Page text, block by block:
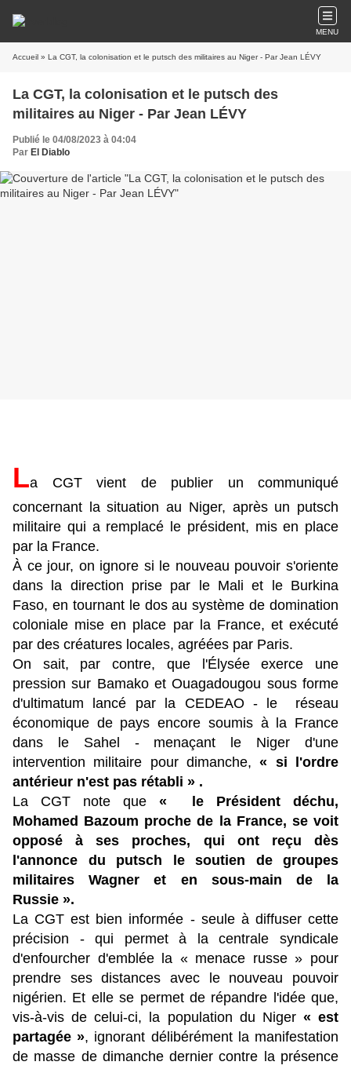
MENU
Accueil » La CGT, la colonisation et le putsch des militaires au Niger - Par Jean LÉVY
La CGT, la colonisation et le putsch des
militaires au Niger - Par Jean LÉVY
Publié le 04/08/2023 à 04:04
Par El Diablo
La CGT vient de publier un communiqué
concernant la situation au Niger, après un putsch
militaire qui a remplacé le président, mis en place
par la France.
À ce jour, on ignore si le nouveau pouvoir s'oriente
dans la direction prise par le Mali et le Burkina
Faso, en tournant le dos au système de domination
coloniale mise en place par la France, et exécuté
par des créatures locales, agréées par Paris.
On sait, par contre, que l'Élysée exerce une
pression sur Bamako et Ouagadougou sous forme
d'ultimatum lancé par la CEDEAO - le réseau
économique de pays encore soumis à la France
dans le Sahel - menaçant le Niger d'une
intervention militaire pour dimanche,« si l'ordre
antérieur n'est pas rétabli » .
La CGT note que « le Président déchu,
Mohamed Bazoum proche de la France, se voit
opposé à ses proches, qui ont reçu dès
l'annonce du putsch le soutien de groupes
militaires Wagner et en sous-main de la
Russie ».
La CGT est bien informée - seule à diffuser cette
précision - qui permet à la centrale syndicale
d'enfourcher d'emblée la « menace russe » pour
prendre ses distances avec le nouveau pouvoir
nigérien. Et elle se permet de répandre l'idée que,
vis-à-vis de celui-ci, la population du Niger « est
partagée », ignorant délibérément la manifestation
de masse de dimanche dernier contre la présence